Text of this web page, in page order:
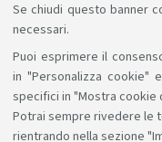
Se chiudi questo banner
necessari.
Puoi esprimere il
in "Personalizza cookie"
specifici in "Mostra cookie
Potrai sempre rivedere le
rientrando nella sezione